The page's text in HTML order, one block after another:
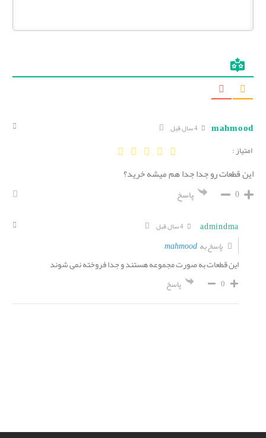
mahmood
امتیاز :
این قطعات رو جدا جدا هم میشه خرید؟
0
پاسخ
admindma
پاسخ بهmahmood
این قطعات به صورت مجموعه هستند و جدا فروخته نمی شوند
0 پاسخ